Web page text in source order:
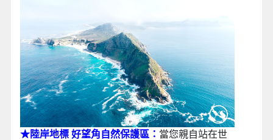
★陸岸地標 好望角自然保護區： 當您親自站在世